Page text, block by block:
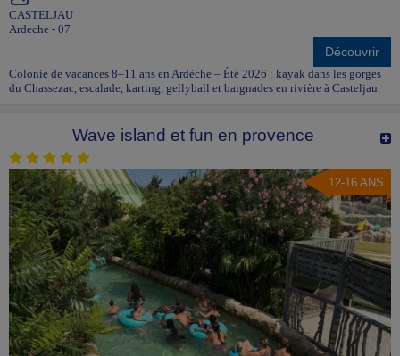
CASTELJAU
Ardeche - 07
Découvrir
Colonie de vacances 8–11 ans en Ardèche – Été 2026 : kayak dans les gorges
du Chassezac, escalade, karting, gellyball et baignades en rivière à Casteljau.
Wave island et fun en provence
12-16 ANS